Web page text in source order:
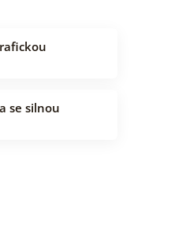
se silnou